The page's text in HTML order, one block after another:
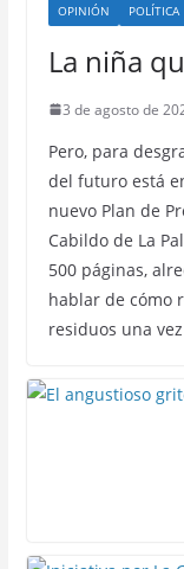
OPINIÓN
POLÍTICA
La niña
3 de agosto de
Pero, para
del futuro está
nuevo Plan de
Cabildo de La
500 páginas,
hablar de cómo
residuos una